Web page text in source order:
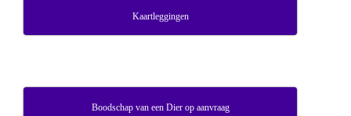
Kaartleggingen
Boodschap van een Dier op aanvraag